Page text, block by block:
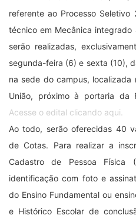
referente ao Processo
técnico em Mecânica integrado
serão realizadas,
segunda-feira (6) e sexta (10),
na sede do campus,
União, próximo à portaria da
Acesse o edital clicando aqui.
Ao todo, serão oferecidas 40
de Cotas. Para realizar a
Cadastro de Pessoa Física
identificação com foto e
do Ensino Fundamental ou
e Histórico Escolar de